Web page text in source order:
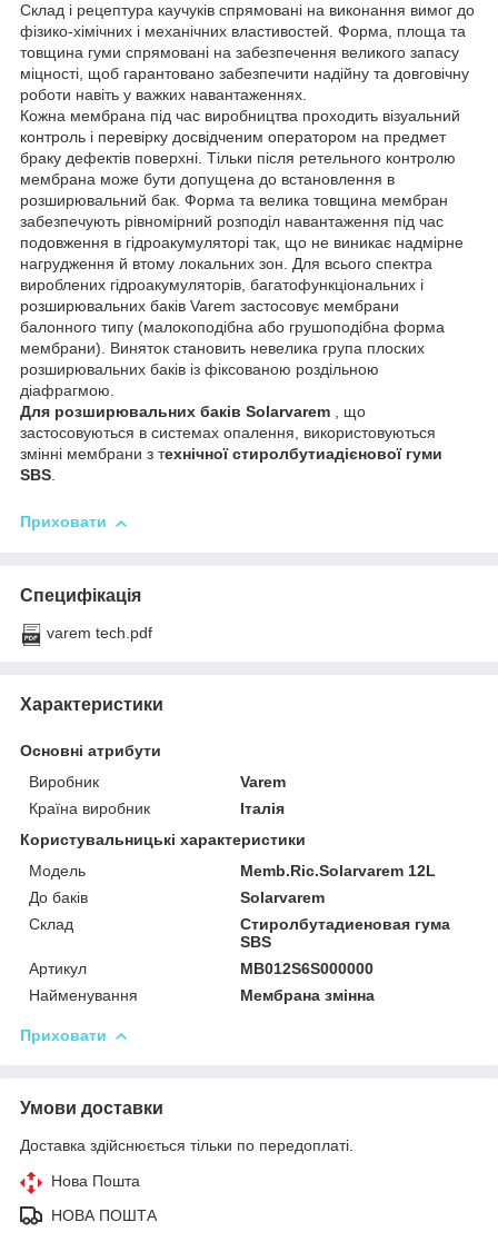
Склад і рецептура каучуків спрямовані на виконання вимог до
фізико-хімічних і механічних властивостей. Форма, площа та
товщина гуми спрямовані на забезпечення великого запасу
міцності, щоб гарантовано забезпечити надійну та довговічну
роботи навіть у важких навантаженнях.
Кожна мембрана під час виробництва проходить візуальний
контроль і перевірку досвідченим оператором на предмет
браку дефектів поверхні. Тільки після ретельного контролю
мембрана може бути допущена до встановлення в
розширювальний бак. Форма та велика товщина мембран
забезпечують рівномірний розподіл навантаження під час
подовження в гідроакумуляторі так, що не виникає надмірне
нагрудження й втому локальних зон. Для всього спектра
вироблених гідроакумуляторів, багатофункціональних і
розширювальних баків Varem застосовує мембрани
балонного типу (малокоподібна або грушоподібна форма
мембрани). Виняток становить невелика група плоских
розширювальних баків із фіксованою роздільною
діафрагмою.
Для розширювальних баків Solarvarem , що
застосовуються в системах опалення, використовуються
змінні мембрани з технічної стиролбутиадієнової гуми
SBS.
Приховати
Специфікація
varem tech.pdf
Характеристики
Основні атрибути
Виробник
Varem
Країна виробник
Італія
Користувальницькі характеристики
Модель
Memb.Ric.Solarvarem 12L
До баків
Solarvarem
Склад
Стиролбутадиеновая гума
SBS
Артикул
MB012S6S000000
Найменування
Мембрана змінна
Приховати
Умови доставки
Доставка здійснюється тільки по передоплаті.
Нова Пошта
НОВА ПОШТА